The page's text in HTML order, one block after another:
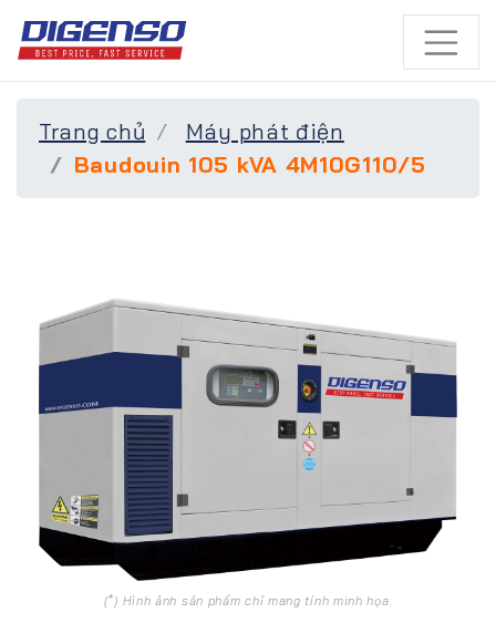
Trang chủ
Máy phát điện
Baudouin 105 kVA 4M10G110/5
(*) Hình ảnh sản phẩm chỉ mang tính minh họa.